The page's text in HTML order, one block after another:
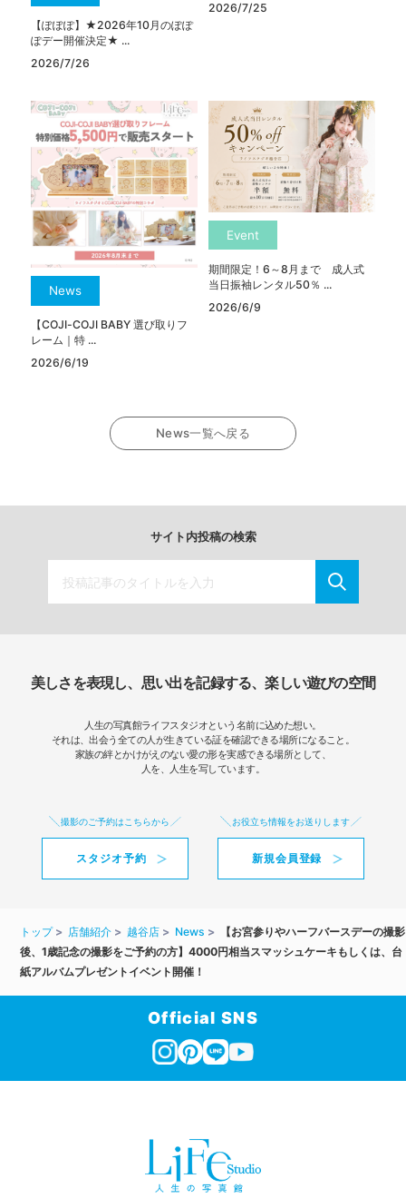
【ぽぽぽ】★2026年10月のぽぽ
ぽデー開催決定★ ...
2026/7/26
2026/7/25
News
【COJI-COJI BABY 選び取りフ
レーム｜特 ...
2026/6/19
Event
期間限定！6～8月まで 成人式
当日振袖レンタル50％ ...
2026/6/9
News一覧へ戻る
サイト内投稿の検索
美しさを表現し、思い出を記録する、楽しい遊びの空間
人生の写真館ライフスタジオという名前に込めた想い。
それは、出会う全ての人が生きている証を確認できる場所になること。
家族の絆とかけがえのない愛の形を実感できる場所として、
人を、人生を写しています。
撮影のご予約はこちらから
スタジオ予約
お役立ち情報をお送りします
新規会員登録
トップ 店舗紹介 越谷店 News
【お宮参りやハーフバースデーの撮影
後、1歳記念の撮影をご予約の方】4000円相当スマッシュケーキもしくは、台
紙アルバムプレゼントイベント開催！
Official SNS